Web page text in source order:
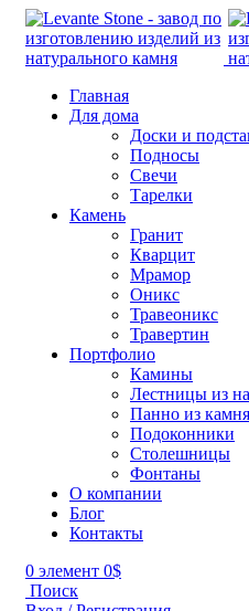
Главная
Для дома
Доски и
Подносы
Свечи
Тарелки
Камень
Гранит
Кварцит
Мрамор
Оникс
Травеоникс
Травертин
Портфолио
Камины
Лестницы из
Панно из камня
Подоконники
Столешницы
Фонтаны
О компании
Блог
Контакты
0 элемент 0$
Поиск